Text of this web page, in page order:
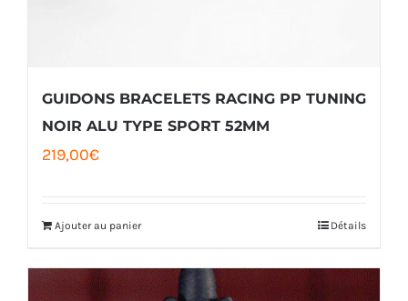
GUIDONS BRACELETS RACING PP TUNING
NOIR ALU TYPE SPORT 52MM
219,00€
Ajouter au panier Détails